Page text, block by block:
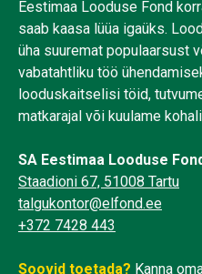
Eestimaa Looduse Fond
saab kaasa lüüa igaüks.
üha suuremat populaarsust
vabatahtliku töö
looduskaitselisi töid,
matkarajal või kuulame
SA Eestimaa Looduse
Staadioni 67, 51008 Tartu
talgukontor@elfond.ee
+372 7428 443
Soovid toetada? Kanna